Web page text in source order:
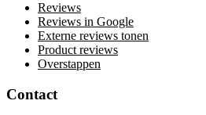
Reviews
Reviews in Google
Externe reviews tonen
Product reviews
Overstappen
Contact